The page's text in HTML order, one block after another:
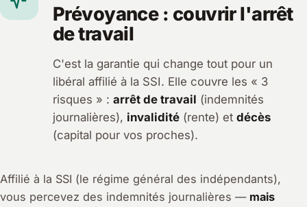
Prévoyance : couvrir l'arrêt
de travail
C'est la garantie qui change tout pour un
libéral affilié à la SSI. Elle couvre les « 3
risques » : arrêt de travail (indemnités
journalières), invalidité(rente) et décès
(capital pour vos proches).
Affilié à la SSI (le régime général des indépendants),
vous percevez des indemnités journalières — mais